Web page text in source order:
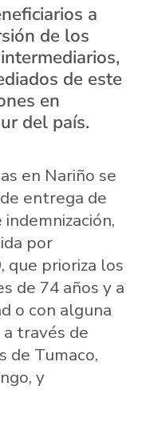
a
de los
de este
en
del país.
en Nariño se
entrega de
por
que prioriza los
de 74 años y a
o con alguna
través de
de Tumaco,
y